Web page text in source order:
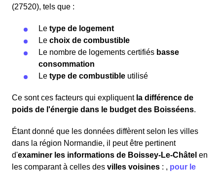
(27520), tels que :
Le type de logement
Le choix de combustible
Le nombre de logements certifiés basse
consommation
Le type de combustible utilisé
Ce sont ces facteurs qui expliquent la différence de
poids de l'énergie dans le budget des Boisséens.
Étant donné que les données diffèrent selon les villes
dans la région Normandie, il peut être pertinent
d'examiner les informations de Boissey-Le-Châtel en
les comparant à celles des villes voisines : , pour le